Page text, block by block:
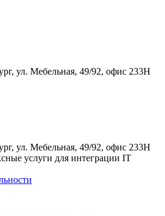
ул. Мебельная, 49/92, офис 233Н
ул. Мебельная, 49/92, офис 233Н
услуги для интеграции IT